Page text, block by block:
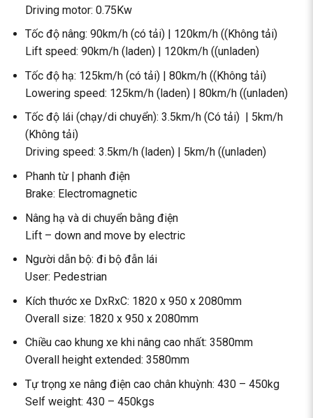
Driving motor: 0.75Kw
Tốc độ nâng: 90km/h (có tải) | 120km/h ((Không tải)
Lift speed: 90km/h (laden) | 120km/h ((unladen)
Tốc độ hạ: 125km/h (có tải) | 80km/h ((Không tải)
Lowering speed: 125km/h (laden) | 80km/h ((unladen)
Tốc độ lái (chạy/di chuyển): 3.5km/h (Có tải) | 5km/h
(Không tải)
Driving speed: 3.5km/h (laden) | 5km/h ((unladen)
Phanh từ | phanh điện
Brake: Electromagnetic
Nâng hạ và di chuyển bằng điện
Lift – down and move by electric
Người dẫn bộ: đi bộ đẫn lái
User: Pedestrian
Kích thước xe DxRxC: 1820 x 950 x 2080mm
Overall size: 1820 x 950 x 2080mm
Chiều cao khung xe khi nâng cao nhất: 3580mm
Overall height extended: 3580mm
Tự trọng xe nâng điện cao chân khuỳnh: 430 – 450kg
Self weight: 430 – 450kgs